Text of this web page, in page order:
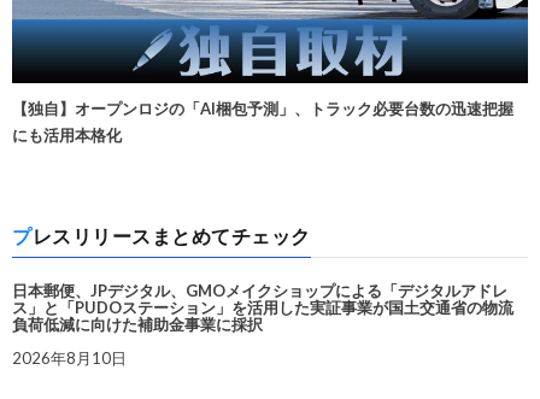
【独自】オープンロジの「AI梱包予測」、トラック必要台数の迅速把握
にも活用本格化
プレスリリースまとめてチェック
日本郵便、JPデジタル、GMOメイクショップによる「デジタルアドレ
ス」と「PUDOステーション」を活用した実証事業が国土交通省の物流
負荷低減に向けた補助金事業に採択
2026年8月10日